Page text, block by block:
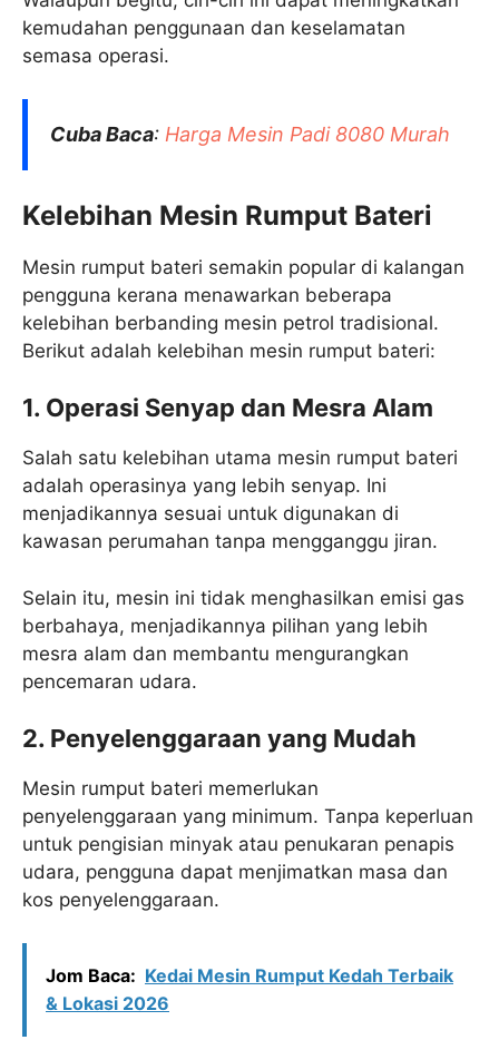
kemudahan penggunaan dan keselamatan
semasa operasi.
Cuba Baca: Harga Mesin Padi 8080 Murah
Kelebihan Mesin Rumput Bateri
Mesin rumput bateri semakin popular di kalangan
pengguna kerana menawarkan beberapa
kelebihan berbanding mesin petrol tradisional.
Berikut adalah kelebihan mesin rumput bateri:
1. Operasi Senyap dan Mesra Alam
Salah satu kelebihan utama mesin rumput bateri
adalah operasinya yang lebih senyap. Ini
menjadikannya sesuai untuk digunakan di
kawasan perumahan tanpa mengganggu jiran.
Selain itu, mesin ini tidak menghasilkan emisi gas
berbahaya, menjadikannya pilihan yang lebih
mesra alam dan membantu mengurangkan
pencemaran udara.
2. Penyelenggaraan yang Mudah
Mesin rumput bateri memerlukan
penyelenggaraan yang minimum. Tanpa keperluan
untuk pengisian minyak atau penukaran penapis
udara, pengguna dapat menjimatkan masa dan
kos penyelenggaraan.
Jom Baca: Kedai Mesin Rumput Kedah Terbaik
& Lokasi 2026